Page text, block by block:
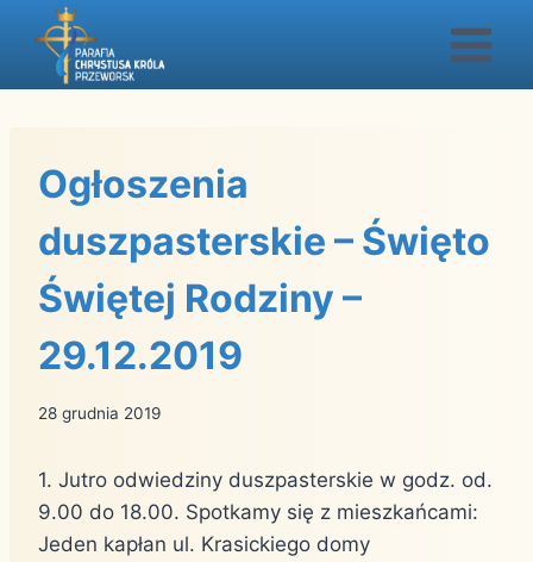
Przejdź
Ogłoszenia
duszpasterskie – Święto
Świętej Rodziny –
29.12.2019
28 grudnia 2019
1. Jutro odwiedziny duszpasterskie w godz. od.
9.00 do 18.00. Spotkamy się z mieszkańcami:
Jeden kapłan ul. Krasickiego domy